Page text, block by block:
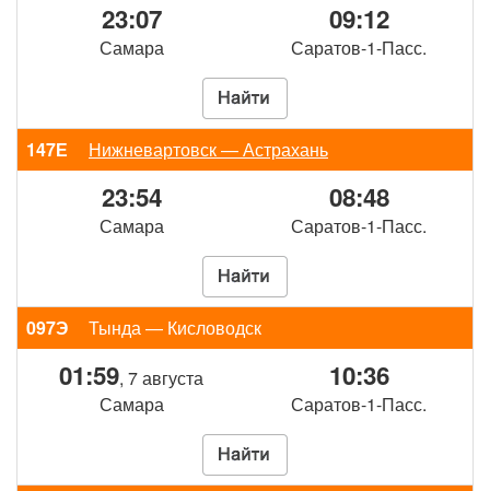
23:07
Самара
09:12
Саратов-1-Пасс.
147Е Нижневартовск — Астрахань
23:54
Самара
08:48
Саратов-1-Пасс.
097Э Тында — Кисловодск
01:59, 7 августа
Самара
10:36
Саратов-1-Пасс.